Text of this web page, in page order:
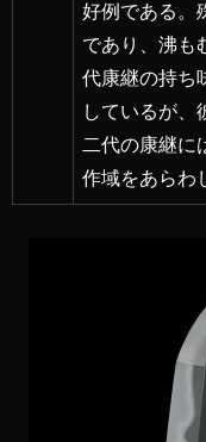
好例である。
であり、沸も
代康継の持ち
しているが、
二代の康継に
作域をあらわ